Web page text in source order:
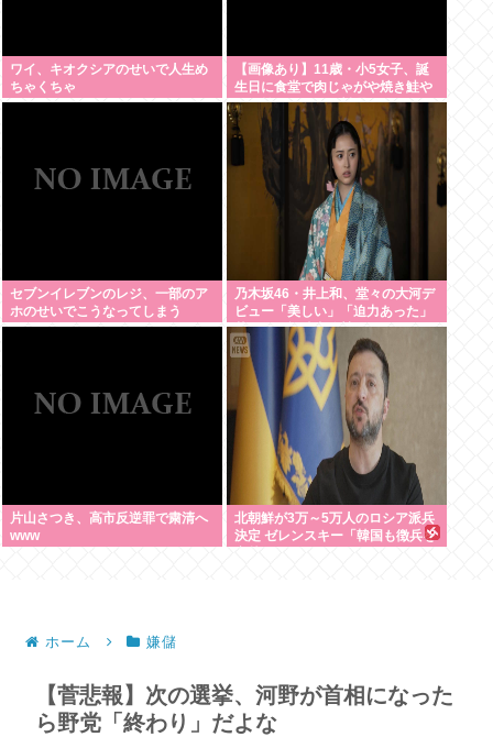
ワイ、キオクシアのせいで人生め
ちゃくちゃ
【画像あり】11歳・小5女子、誕
生日に食堂で肉じゃがや焼き鮭や
玉子焼きなど一品料理をオジサン
みたいに食べる
セブンイレブンのレジ、一部のア
ホのせいでこうなってしまう
乃木坂46・井上和、堂々の大河デ
ビュー「美しい」「迫力あった」
茶々役で視聴者称賛
片山さつき、高市反逆罪で粛清へ
www
北朝鮮が3万～5万人のロシア派兵
決定 ゼレンスキー「韓国も徴兵を
ホーム 嫌儲
【菅悲報】次の選挙、河野が首相になった
ら野党「終わり」だよな